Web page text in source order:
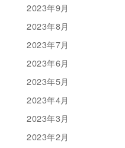
2023年9月
2023年8月
2023年7月
2023年6月
2023年5月
2023年4月
2023年3月
2023年2月